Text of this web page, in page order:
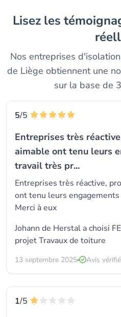
Lisez les témoignages de personnes
Nos entreprises
de Liège obtiennent une
sur la base de
5/5
Entreprises très
aimable ont tenu leurs
travail très pr...
Entreprises très réactive,
ont tenu leurs
Merci à eux
Johann de Herstal a choisi
projet Travaux de toiture
13 septembre 2025 Avis vérifié
1/5